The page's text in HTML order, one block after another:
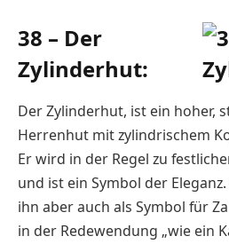
38 – Der
Zylinderhut:
Der Zylinderhut, ist ein hoher,
Herrenhut mit zylindrischem
Er wird in der Regel zu
und ist ein Symbol der
ihn aber auch als Symbol für
in der Redewendung „wie ein